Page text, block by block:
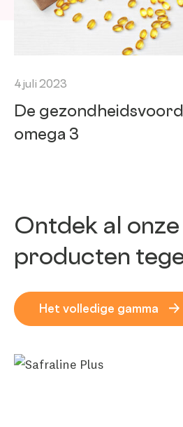
4 juli 2023
De
omega 3
Ontdek al onze
producten
Het volledige gamma